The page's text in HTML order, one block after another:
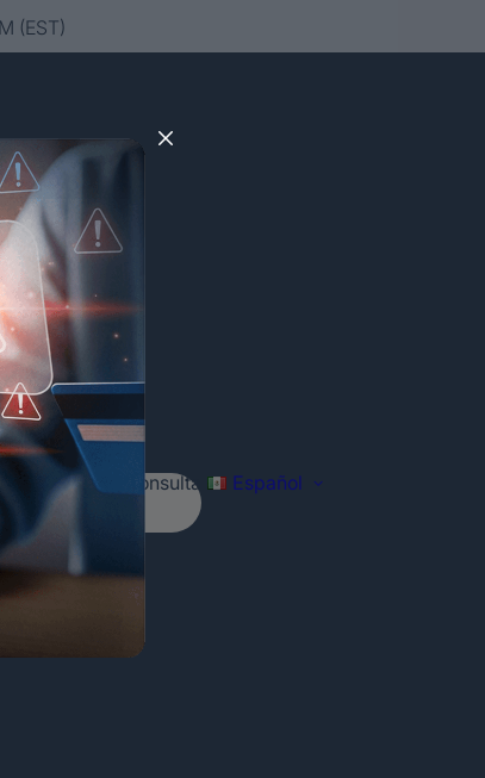
(EST)
Agenda tu consulta Español